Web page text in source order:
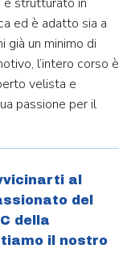
ed è adatto sia a
già un minimo di
l’intero corso è
velista e
passione per il
al
del
della
il nostro